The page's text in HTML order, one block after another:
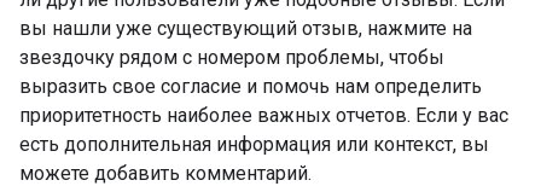
вы нашли уже существующий отзыв, нажмите на
звездочку рядом с номером проблемы, чтобы
выразить свое согласие и помочь нам определить
приоритетность наиболее важных отчетов. Если у вас
есть дополнительная информация или контекст, вы
можете добавить комментарий.